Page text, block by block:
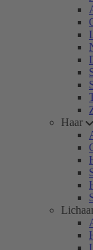
Haar